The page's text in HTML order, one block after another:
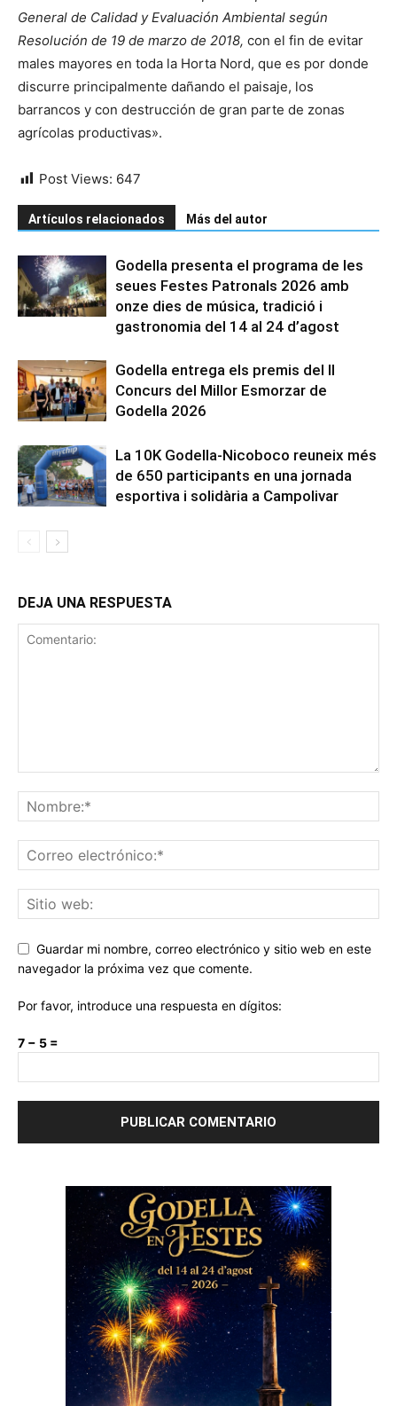
General de Calidad y Evaluación Ambiental según
Resolución de 19 de marzo de 2018, con el fin de evitar
males mayores en toda la Horta Nord, que es por donde
discurre principalmente dañando el paisaje, los
barrancos y con destrucción de gran parte de zonas
agrícolas productivas».
Post Views: 647
Artículos relacionados Más del autor
Godella presenta el programa de les
seues Festes Patronals 2026 amb
onze dies de música, tradició i
gastronomia del 14 al 24 d’agost
Godella entrega els premis del II
Concurs del Millor Esmorzar de
Godella 2026
La 10K Godella-Nicoboco reuneix més
de 650 participants en una jornada
esportiva i solidària a Campolivar
DEJA UNA RESPUESTA
Guardar mi nombre, correo electrónico y sitio web en este
navegador la próxima vez que comente.
Por favor, introduce una respuesta en dígitos:
7 − 5 =